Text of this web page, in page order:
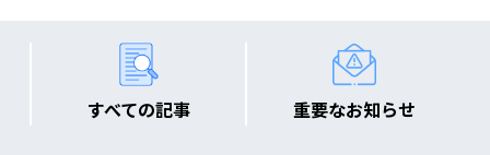
すべての記事 重要なお知らせ